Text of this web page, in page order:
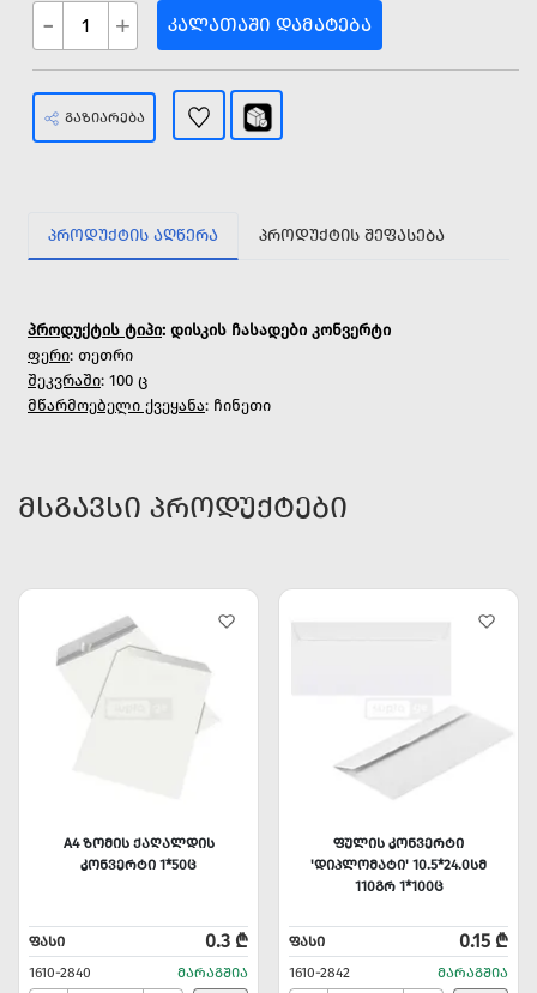
- + ᲙᲐᲚᲐᲗᲐᲨᲘ ᲓᲐᲛᲐᲢᲔᲑᲐ
ᲒᲐᲖᲘᲐᲠᲔᲑᲐ
ᲞᲠᲝᲓᲣᲥᲢᲘᲡ ᲐᲦᲬᲔᲠᲐ ᲞᲠᲝᲓᲣᲥᲢᲘᲡ ᲨᲔᲤᲐᲡᲔᲑᲐ
პროდუქტის ტიპი: დისკის ჩასადები კონვერტი
ფერი: თეთრი
შეკვრაში: 100 ც
მწარმოებელი ქვეყანა: ჩინეთი
ᲛᲡᲒᲐᲕᲡᲘ ᲞᲠᲝᲓᲣᲥᲢᲔᲑᲘ
A4 ᲖᲝᲛᲘᲡ ᲥᲐᲦᲐᲚᲓᲘᲡ
ᲙᲝᲜᲕᲔᲠᲢᲘ 1*50Ც
ᲤᲐᲡᲘ 0.3 ₾
1610-2840 ᲛᲐᲠᲐᲒᲨᲘᲐ
ᲤᲣᲚᲘᲡ ᲙᲝᲜᲕᲔᲠᲢᲘ
'ᲓᲘᲞᲚᲝᲛᲐᲢᲘ' 10.5*24.0ᲡᲛ
110ᲒᲠ 1*100Ც
ᲤᲐᲡᲘ 0.15 ₾
1610-2842 ᲛᲐᲠᲐᲒᲨᲘᲐ